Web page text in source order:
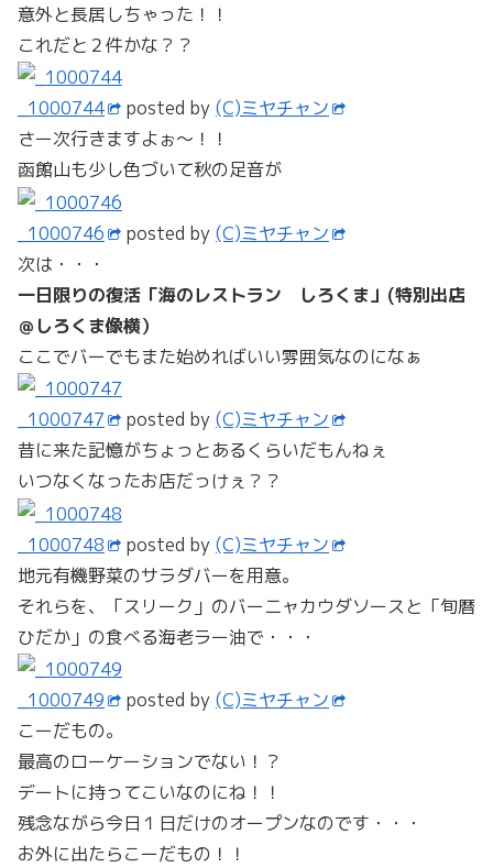
意外と長居しちゃった！！
これだと２件かな？？
_1000744 posted by (C)ミヤチャン
さー次行きますよぉ～！！
函館山も少し色づいて秋の足音が
_1000746 posted by (C)ミヤチャン
次は・・・
一日限りの復活「海のレストラン しろくま」(特別出店
＠しろくま像横）
ここでバーでもまた始めればいい雰囲気なのになぁ
_1000747 posted by (C)ミヤチャン
昔に来た記憶がちょっとあるくらいだもんねぇ
いつなくなったお店だっけぇ？？
_1000748 posted by (C)ミヤチャン
地元有機野菜のサラダバーを用意。
それらを、「スリーク」のバーニャカウダソースと「旬暦
ひだか」の食べる海老ラー油で・・・
_1000749 posted by (C)ミヤチャン
こーだもの。
最高のローケーションでない！？
デートに持ってこいなのにね！！
残念ながら今日１日だけのオープンなのです・・・
お外に出たらこーだもの！！